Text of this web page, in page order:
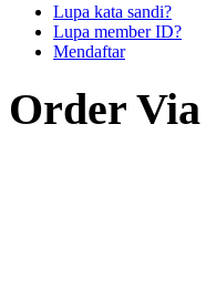
Lupa kata sandi?
Lupa member ID?
Mendaftar
Order